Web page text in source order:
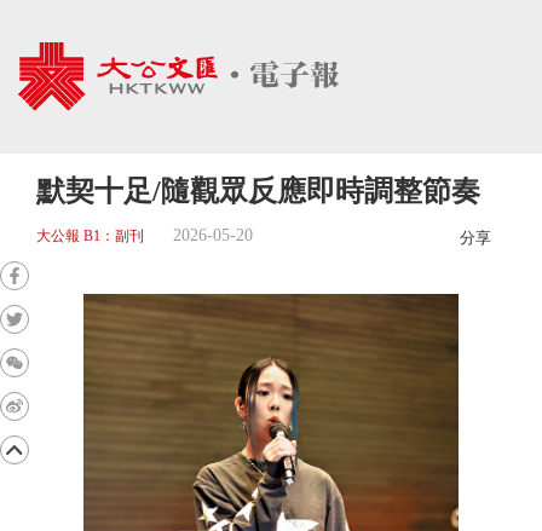
默契十足/隨觀眾反應即時調整節奏
大公報 B1：副刊 2026-05-20 分享